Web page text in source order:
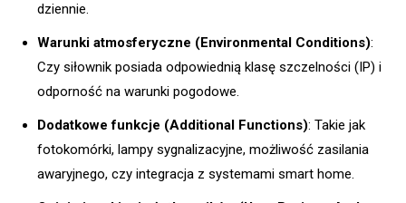
dziennie.
Warunki atmosferyczne (Environmental Conditions):
Czy siłownik posiada odpowiednią klasę szczelności (IP) i
odporność na warunki pogodowe.
Dodatkowe funkcje (Additional Functions): Takie jak
fotokomórki, lampy sygnalizacyjne, możliwość zasilania
awaryjnego, czy integracja z systemami smart home.